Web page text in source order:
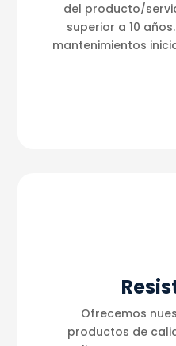
del producto/
superior a 10
mantenimientos
Ofrecemos
productos de